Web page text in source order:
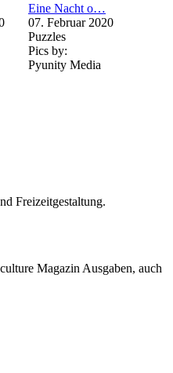
Eine Nacht o…
07. Februar 2020
Puzzles
Pics by:
Pyunity Media
Freizeitgestaltung.
Magazin Ausgaben, auch